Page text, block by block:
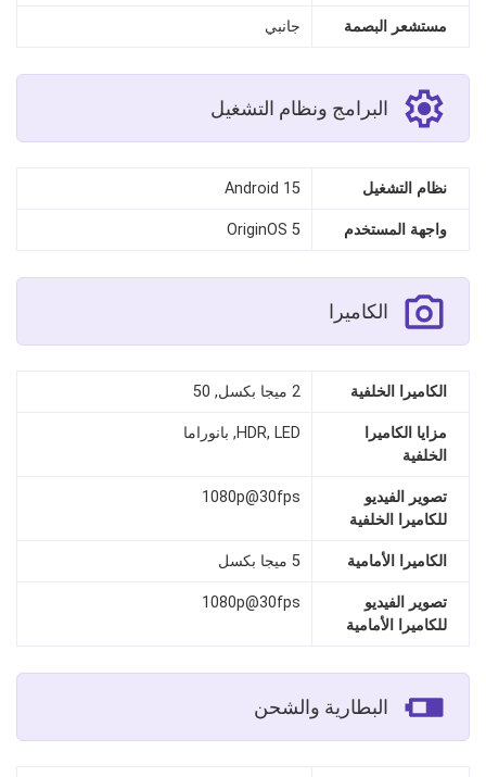
مستشعر البصمة جانبي
البرامج ونظام التشغيل
نظام التشغيل Android 15
واجهة المستخدم OriginOS 5
الكاميرا
الكاميرا الخلفية 2 ميجا بكسل, 50
مزايا الكاميرا
الخلفية
HDR, LED, بانوراما
تصوير الفيديو
للكاميرا الخلفية
1080p@30fps
الكاميرا الأمامية 5 ميجا بكسل
تصوير الفيديو
للكاميرا الأمامية
1080p@30fps
البطارية والشحن